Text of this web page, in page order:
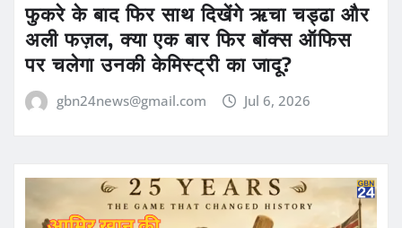
फुकरे के बाद फिर साथ दिखेंगे ऋचा चड्ढा और
अली फज़ल, क्या एक बार फिर बॉक्स ऑफिस
पर चलेगा उनकी केमिस्ट्री का जादू?
gbn24news@gmail.com Jul 6, 2026